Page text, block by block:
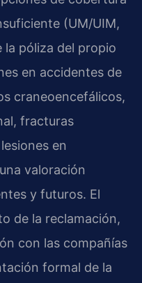
(UM/UIM,
la póliza del propio
en accidentes de
craneoencefálicos,
fracturas
en
valoración
y futuros. El
de la reclamación,
con las compañías
formal de la